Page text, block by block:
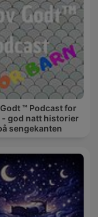
™ Podcast for
- god natt historier
sengekanten